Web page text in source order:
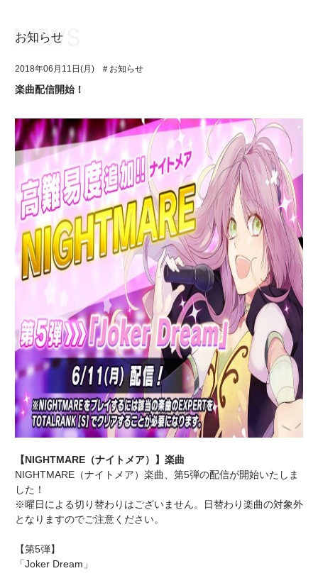
アプリゲーム
イベント・キャンペーン
ミュージック
グッズ・本
ギャラリー
ユニット&キャラクター
アプリゲーム
イベント・キャンペーン
ミュージック
グッズ・本
ギャラリー
お知らせ
2018年06月11日(月) ＃お知らせ
楽曲配信開始！
【NIGHTMARE（ナイトメア）】楽曲
NIGHTMARE（ナイトメア）楽曲、第5弾の配信が開始いたしま
した！
※曜日による切り替わりはございません。日替わり楽曲の対象外
となりますのでご注意ください。
【第5弾】
「Joker Dream」